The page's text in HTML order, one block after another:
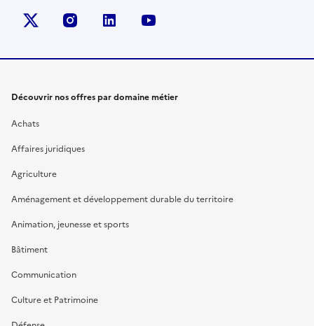
X (anciennement Twitter)
instagramlinkedin
Découvrir nos offres par domaine métier
Achats
Affaires juridiques
Agriculture
Aménagement et développement durable du territoire
Animation, jeunesse et sports
Bâtiment
Communication
Culture et Patrimoine